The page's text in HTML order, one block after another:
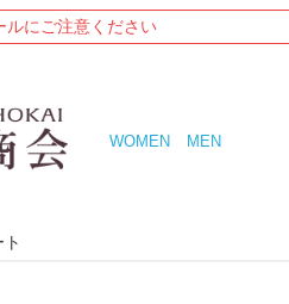
にご注意ください
WOMEN MEN